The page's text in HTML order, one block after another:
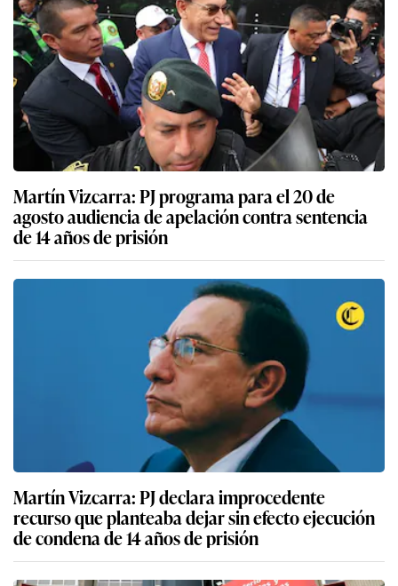
Martín Vizcarra: PJ programa para el 20 de
agosto audiencia de apelación contra sentencia
de 14 años de prisión
Martín Vizcarra: PJ declara improcedente
recurso que planteaba dejar sin efecto ejecución
de condena de 14 años de prisión